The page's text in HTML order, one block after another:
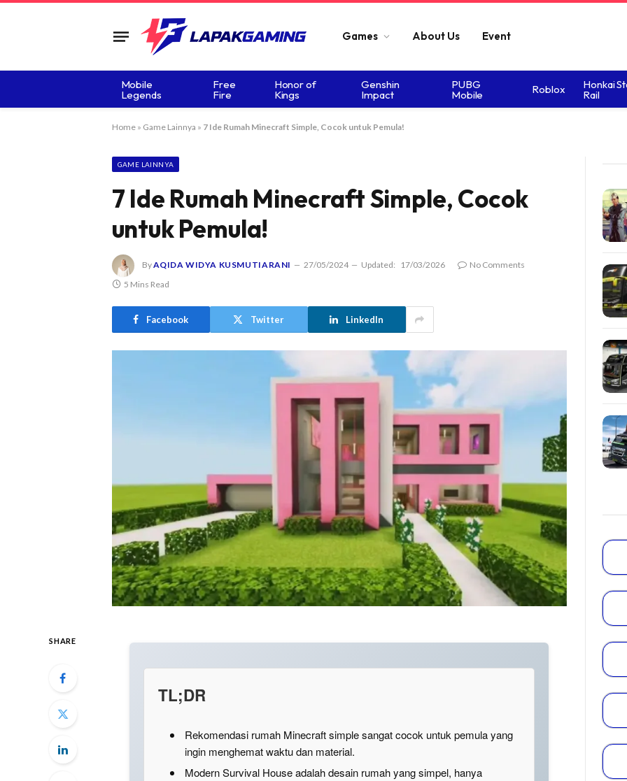
Games About Us Event
Mobile
Legends
Free
Fire
Honor of
Kings
Genshin
Impact
PUBG
Mobile Roblox Honkai
Rail
Home» Game Lainnya » 7 Ide Rumah Minecraft Simple, Cocok untuk Pemula!
GAME LAINNYA
7 Ide Rumah Minecraft Simple, Cocok
untuk Pemula!
ByAQIDA WIDYA KUSMUTIARANI 27/05/2024 Updated: 17/03/2026
No Comments
5 Mins Read
Facebook Twitter LinkedIn
SHARE
TL;DR
Rekomendasi rumah Minecraft simple sangat cocok untuk pemula yang
ingin menghemat waktu dan material.
Modern Survival House adalah desain rumah yang simpel, hanya